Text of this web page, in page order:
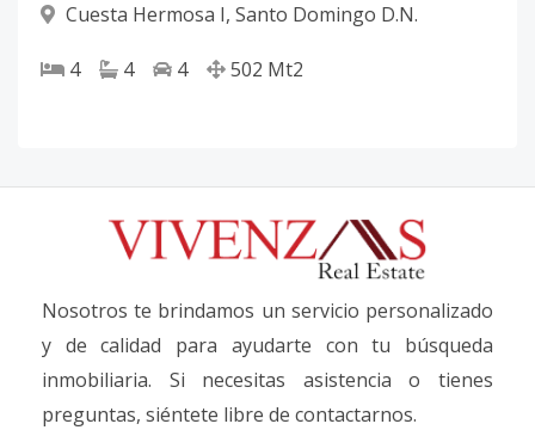
Cuesta Hermosa I, Santo Domingo D.N.
4 4 4 502 Mt2
Nosotros te brindamos un servicio personalizado
y de calidad para ayudarte con tu búsqueda
inmobiliaria. Si necesitas asistencia o tienes
preguntas, siéntete libre de contactarnos.